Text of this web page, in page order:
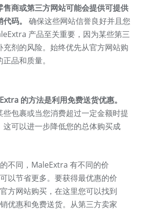
售商或第三方网站可能会提供可提供
码。
确保这些网站信誉良好并且您
产品至关重要，因为某些第三
充剂的风险。始终优先从官方网站购
品和质量。
的方法是利用免费送货优惠。
些包裹或当您消费超过一定金额时提
这可以进一步降低您的总体购买成
不同，MaleExtra 有不同的价
以节省更多。要获得最优惠的价
方网站购买，在这里您可以找到
优惠和免费送货。从第三方卖家